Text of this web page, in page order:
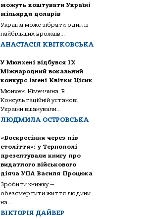
можуть коштувати Україні
мільярди доларів
Україна може зібрати один із
найбільших врожаїв...
АНАСТАСІЯ КВІТКОВСЬКА
У Мюнхені відбувся IX
Міжнародний вокальний
конкурс імені Квітки Цісик
Мюнхен. Німеччина. В
Консультаційній установі
України вшанували...
ЛЮДМИЛА ОСТРОВСЬКА
«Воскресіння через пів
століття»: у Тернополі
презентували книгу про
видатного військового
діяча УПА Василя Процюка
Зробити книжку —
обезсмертити життя людини
на...
ВІКТОРІЯ ДАЙВЕР